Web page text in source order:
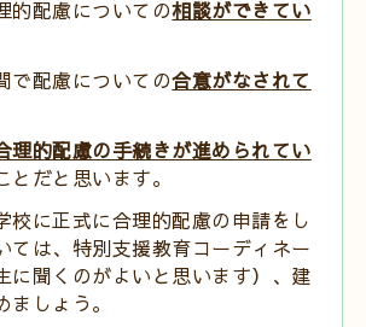
的配慮についての相談ができてい
で配慮についての合意がなされて
理的配慮の手続きが進められてい
とだと思います。
校に正式に合理的配慮の申請をし
ては、特別支援教育コーディネー
に聞くのがよいと思います）、建
しょう。